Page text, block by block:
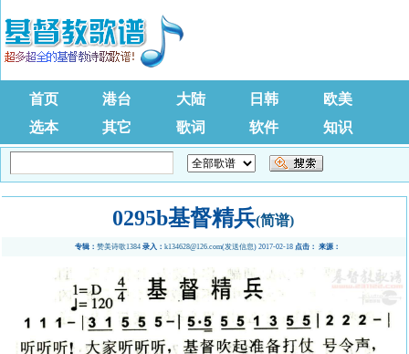
首页 港台 大陆 日韩
欧美
选本
其它 歌词 软件 知识
0295b基督精兵(简谱)
专辑：赞美诗歌1384 录入：k134628@126.com(发送信息) 2017-02-18 点击： 来源：